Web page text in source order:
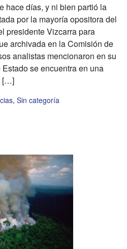
hace días, y ni bien partió la
por la mayoría opositora del
presidente Vizcarra para
archivada en la Comisión de
analistas mencionaron en su
se encuentra en una
[…]
, Sin categoría